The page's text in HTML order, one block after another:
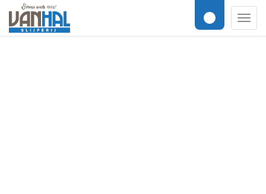
Online slijpservice / Vleesmolenmes slijpen